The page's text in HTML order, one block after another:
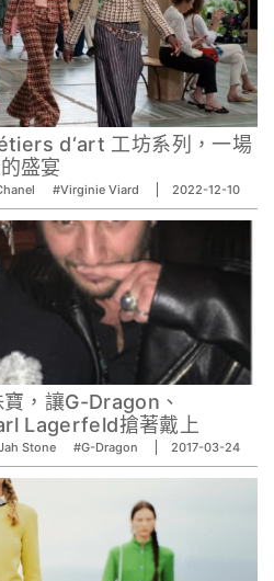
d‘art 工坊系列，一場
盛宴
#Virginie Viard 2022-12-10
，讓G-Dragon、
Lagerfeld搶著戴上
Stone #G-Dragon 2017-03-24